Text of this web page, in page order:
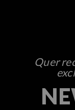
Quer